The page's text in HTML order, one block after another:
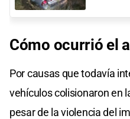
Cómo ocurrió el
Por causas que todavía
vehículos colisionaron en
pesar de la violencia del